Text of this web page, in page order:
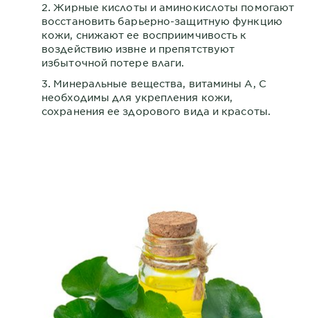
Жирные кислоты и аминокислоты помогают
восстановить барьерно-защитную функцию
кожи, снижают ее восприимчивость к
воздействию извне и препятствуют
избыточной потере влаги.
Минеральные вещества, витамины А, С
необходимы для укрепления кожи,
сохранения ее здорового вида и красоты.